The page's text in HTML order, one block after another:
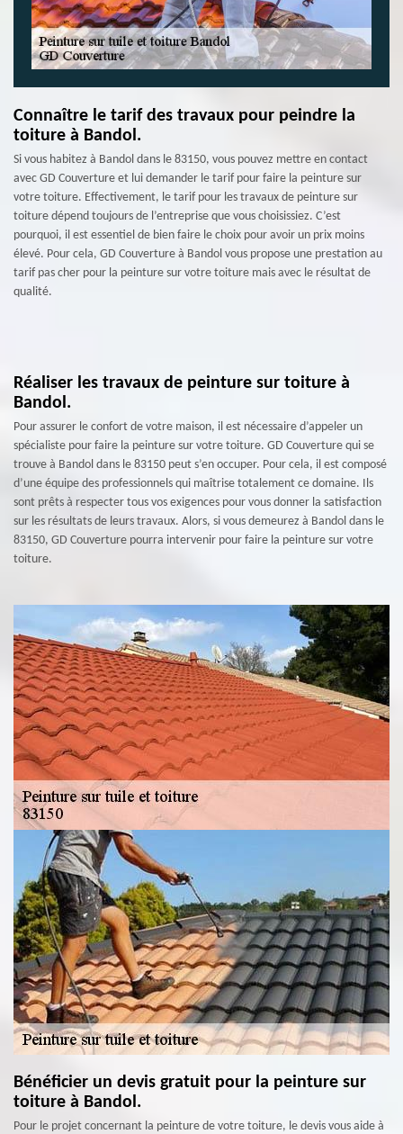
Connaître le tarif des travaux pour peindre la
toiture à Bandol.
Si vous habitez à Bandol dans le 83150, vous pouvez mettre en contact
avec GD Couverture et lui demander le tarif pour faire la peinture sur
votre toiture. Effectivement, le tarif pour les travaux de peinture sur
toiture dépend toujours de l’entreprise que vous choisissiez. C’est
pourquoi, il est essentiel de bien faire le choix pour avoir un prix moins
élevé. Pour cela, GD Couverture à Bandol vous propose une prestation au
tarif pas cher pour la peinture sur votre toiture mais avec le résultat de
qualité.
Réaliser les travaux de peinture sur toiture à
Bandol.
Pour assurer le confort de votre maison, il est nécessaire d’appeler un
spécialiste pour faire la peinture sur votre toiture. GD Couverture qui se
trouve à Bandol dans le 83150 peut s’en occuper. Pour cela, il est composé
d’une équipe des professionnels qui maîtrise totalement ce domaine. Ils
sont prêts à respecter tous vos exigences pour vous donner la satisfaction
sur les résultats de leurs travaux. Alors, si vous demeurez à Bandol dans le
83150, GD Couverture pourra intervenir pour faire la peinture sur votre
toiture.
Bénéficier un devis gratuit pour la peinture sur
toiture à Bandol.
Pour le projet concernant la peinture de votre toiture, le devis vous aide à